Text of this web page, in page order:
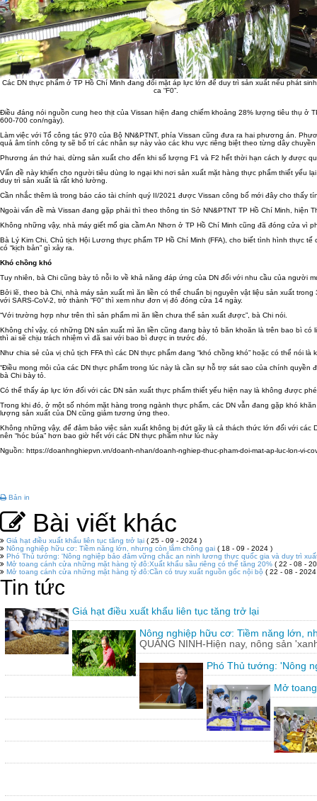
Các DN thực phẩm ở TP Hồ Chí Minh đang đối mặt áp lực lớn để duy trì sản xuất nếu phát
ca “F0”.
Điều đáng nói nguồn cung heo thịt của Vissan hiện đang chiếm khoảng 28% lượng tiêu thụ ở
600-700 con/ngày).
Làm việc với Tổ công tác 970 của Bộ NN&PTNT, phía Vissan cũng đưa ra hai phương án.
quả âm tính công ty sẽ bố trí các nhân sự này vào các khu vực riêng biệt theo từng dây
Phương án thứ hai, dừng sản xuất cho đến khi số lượng F1 và F2 hết thời hạn cách ly được
Vấn đề này khiến cho người tiêu dùng lo ngại khi nơi sản xuất mặt hàng thực phẩm thiết yếu
duy trì sản xuất là rất khó lường.
Cần nhắc thêm là trong báo cáo tài chính quý II/2021 được Vissan công bố mới đây cho thấy
Ngoài vấn đề mà Vissan đang gặp phải thì theo thông tin Sở NN&PTNT TP Hồ Chí Minh,
Không những vậy, nhà máy giết mổ gia cầm An Nhơn ở TP Hồ Chí Minh cũng đã đóng cửa vì
Bà Lý Kim Chi, Chủ tịch Hội Lương thực phẩm TP Hồ Chí Minh (FFA), cho biết tình hình thực
có “kịch bản” gì xảy ra.
Khó chồng khó
Tuy nhiên, bà Chi cũng bày tỏ nỗi lo về khả năng đáp ứng của DN đối với nhu cầu của
Bởi lẽ, theo bà Chi, nhà máy sản xuất mì ăn liền có thể chuẩn bị nguyên vật liệu sản xuất
với SARS-CoV-2, trở thành “F0” thì xem như đơn vị đó đóng cửa 14 ngày.
“Với trường hợp như trên thì sản phẩm mì ăn liền chưa thể sản xuất được”, bà Chi nói.
Không chỉ vậy, có những DN sản xuất mì ăn liền cũng đang bày tỏ băn khoăn là trên bao bì
thì ai sẽ chịu trách nhiệm vì đã sai với bao bì được in trước đó.
Như chia sẻ của vị chủ tịch FFA thì các DN thực phẩm đang “khó chồng khó” hoặc có thể nói
“Điều mong mỏi của các DN thực phẩm trong lúc này là cần sự hỗ trợ sát sao của chính
bà Chi bày tỏ.
Có thể thấy áp lực lớn đối với các DN sản xuất thực phẩm thiết yếu hiện nay là không được
Trong khi đó, ở một số nhóm mặt hàng trong ngành thực phẩm, các DN vẫn đang gặp khó
lượng sản xuất của DN cũng giảm tương ứng theo.
Không những vậy, để đảm bảo việc sản xuất không bị đứt gãy là cả thách thức lớn đối với
nên “hóc búa” hơn bao giờ hết với các DN thực phẩm như lúc này
Nguồn: https://doanhnghiepvn.vn/doanh-nhan/doanh-nghiep-thuc-pham-doi-mat-ap-luc-lon-vi-
Bản in
Bài viết khác
Giá hạt điều xuất khẩu liên tục tăng trở lại ( 25 - 09 - 2024 )
Nông nghiệp hữu cơ: Tiềm năng lớn, nhưng còn lắm chông gai ( 18 - 09 - 2024 )
Phó Thủ tướng: 'Nông nghiệp bảo đảm vững chắc an ninh lương thực quốc gia và duy trì
Mở toang cánh cửa những mặt hàng tỷ đô:Xuất khẩu sầu riêng có thể tăng 20% ( 22 - 08 -
Mở toang cánh cửa những mặt hàng tỷ đô:Cần có truy xuất nguồn gốc nội bộ ( 22 - 08 - 2024
Tin tức
Giá hạt điều xuất khẩu liên tục tăng trở lại
Nông nghiệp hữu cơ: Tiềm năng lớn,
QUẢNG NINH-Hiện nay, nông sản
Phó Thủ tướng: 'Nông
Mở